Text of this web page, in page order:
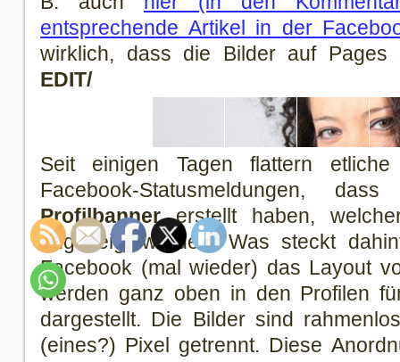
entsprechende Artikel in der
wirklich, dass die Bilder auf Pages
EDIT/
Seit einigen Tagen flattern
Facebook-Statusmeldungen,
Profilbannererstellt haben,
angezeigt werden. Was steckt
Facebook (mal wieder) das Layout
werden ganz oben in den Profilen
dargestellt. Die Bilder sind
(eines?) Pixel getrennt. Diese